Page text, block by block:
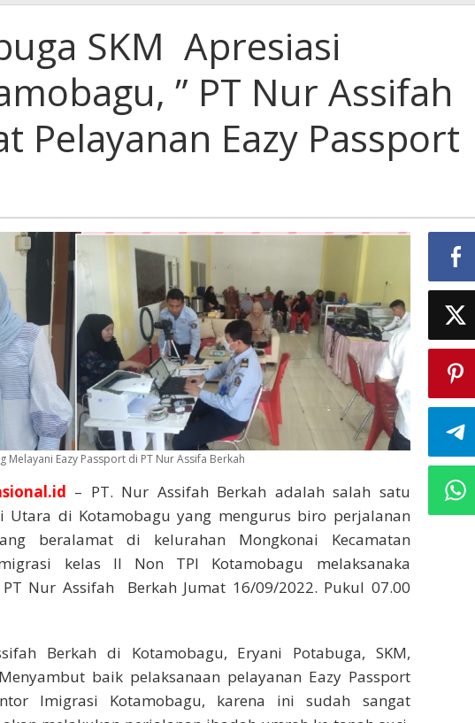
SKM Apresiasi
” PT Nur Assifah
Pelayanan Eazy Passport
Melayani Eazy Passport di PT Nur Assifa Berkah
– PT. Nur Assifah Berkah adalah salah satu
Utara di Kotamobagu yang mengurus biro perjalanan
beralamat di kelurahan Mongkonai Kecamatan
kelas II Non TPI Kotamobagu melaksanaka
Nur Assifah Berkah Jumat 16/09/2022. Pukul 07.00
Berkah di Kotamobagu, Eryani Potabuga, SKM,
baik pelaksanaan pelayanan Eazy Passport
Imigrasi Kotamobagu, karena ini sudah sangat